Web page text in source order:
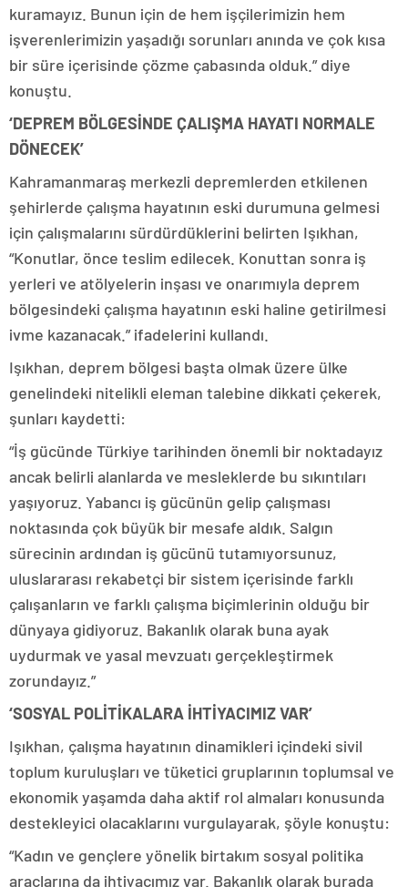
kuramayız. Bunun için de hem işçilerimizin hem
işverenlerimizin yaşadığı sorunları anında ve çok kısa
bir süre içerisinde çözme çabasında olduk.” diye
konuştu.
‘DEPREM BÖLGESİNDE ÇALIŞMA HAYATI NORMALE
DÖNECEK’
Kahramanmaraş merkezli depremlerden etkilenen
şehirlerde çalışma hayatının eski durumuna gelmesi
için çalışmalarını sürdürdüklerini belirten Işıkhan,
“Konutlar, önce teslim edilecek. Konuttan sonra iş
yerleri ve atölyelerin inşası ve onarımıyla deprem
bölgesindeki çalışma hayatının eski haline getirilmesi
ivme kazanacak.” ifadelerini kullandı.
Işıkhan, deprem bölgesi başta olmak üzere ülke
genelindeki nitelikli eleman talebine dikkati çekerek,
şunları kaydetti:
“İş gücünde Türkiye tarihinden önemli bir noktadayız
ancak belirli alanlarda ve mesleklerde bu sıkıntıları
yaşıyoruz. Yabancı iş gücünün gelip çalışması
noktasında çok büyük bir mesafe aldık. Salgın
sürecinin ardından iş gücünü tutamıyorsunuz,
uluslararası rekabetçi bir sistem içerisinde farklı
çalışanların ve farklı çalışma biçimlerinin olduğu bir
dünyaya gidiyoruz. Bakanlık olarak buna ayak
uydurmak ve yasal mevzuatı gerçekleştirmek
zorundayız.”
‘SOSYAL POLİTİKALARA İHTİYACIMIZ VAR’
Işıkhan, çalışma hayatının dinamikleri içindeki sivil
toplum kuruluşları ve tüketici gruplarının toplumsal ve
ekonomik yaşamda daha aktif rol almaları konusunda
destekleyici olacaklarını vurgulayarak, şöyle konuştu:
“Kadın ve gençlere yönelik birtakım sosyal politika
araçlarına da ihtiyacımız var. Bakanlık olarak burada